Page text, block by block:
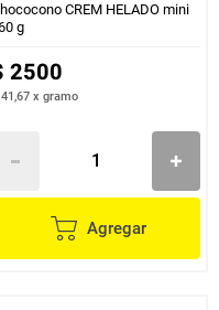
CREM HELADO mini
g
2500
x gramo
Agregar